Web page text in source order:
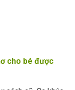
cho bé được